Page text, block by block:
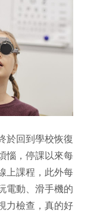
於回到學校恢復
惱，停課以來每
上課程，此外每
電動、滑手機的
力檢查，真的好